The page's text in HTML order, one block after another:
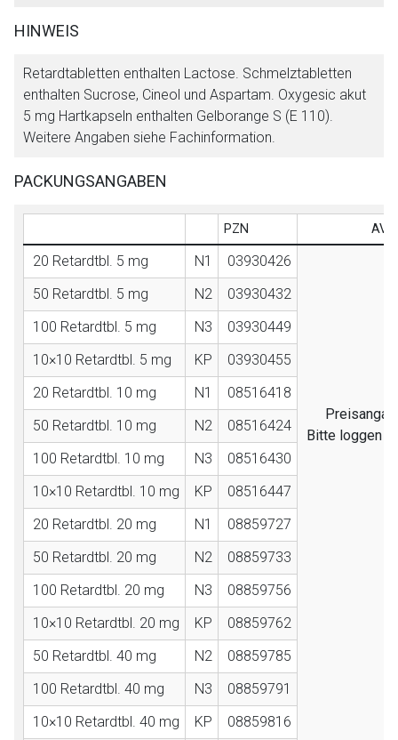
HINWEIS
Retardtabletten enthalten Lactose. Schmelztabletten
enthalten Sucrose, Cineol und Aspartam. Oxygesic akut
5 mg Hartkapseln enthalten Gelborange S (E 110).
Weitere Angaben siehe Fachinformation.
PACKUNGSANGABEN
PZN
20 Retardtbl. 5 mg N1 03930426
Bitte loggen
50 Retardtbl. 5 mg N2
03930432
100 Retardtbl. 5 mg
N3
03930449
10×10 Retardtbl. 5 mg
KP
03930455
20 Retardtbl. 10 mg
N1
08516418
50 Retardtbl. 10 mg
N2
08516424
100 Retardtbl. 10 mg
N3
08516430
10×10 Retardtbl. 10 mg
KP
08516447
20 Retardtbl. 20 mg
N1
08859727
50 Retardtbl. 20 mg
N2
08859733
100 Retardtbl. 20 mg
N3
08859756
10×10 Retardtbl. 20 mg
KP
08859762
50 Retardtbl. 40 mg
N2
08859785
100 Retardtbl. 40 mg
N3
08859791
10×10 Retardtbl. 40 mg
KP 08859816
Zurück zur rote-liste.de Zur Seite